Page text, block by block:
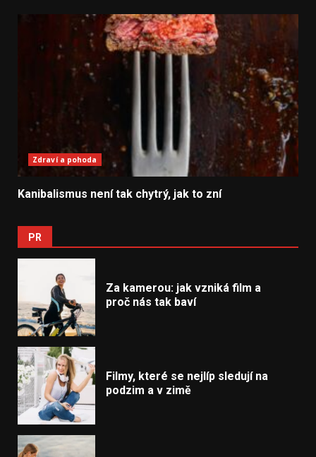
Zdraví a pohoda
Kanibalismus není tak chytrý, jak to zní
PR
Za kamerou: jak vzniká film a
proč nás tak baví
Filmy, které se nejlíp sledují na
podzim a v zimě